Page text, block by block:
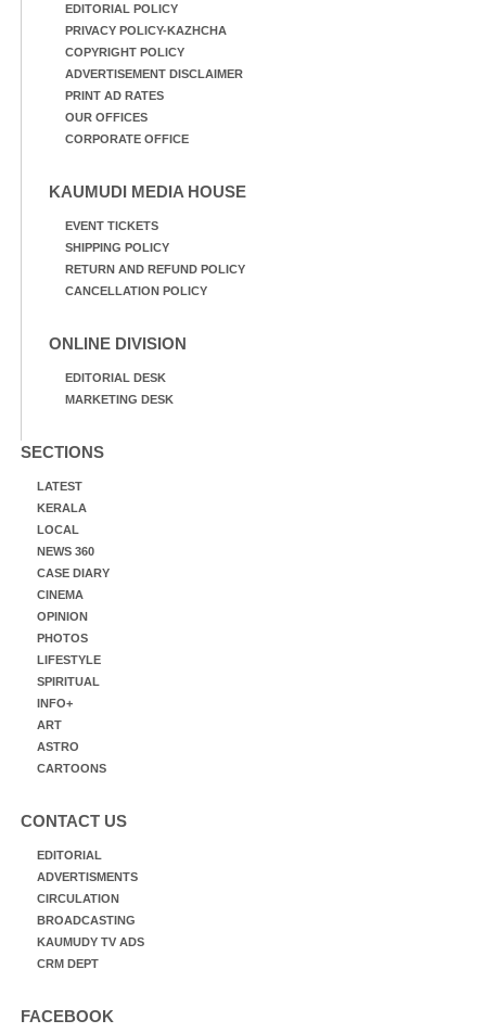
EDITORIAL POLICY
PRIVACY POLICY-KAZHCHA
COPYRIGHT POLICY
ADVERTISEMENT DISCLAIMER
PRINT AD RATES
OUR OFFICES
CORPORATE OFFICE
KAUMUDI MEDIA HOUSE
EVENT TICKETS
SHIPPING POLICY
RETURN AND REFUND POLICY
CANCELLATION POLICY
ONLINE DIVISION
EDITORIAL DESK
MARKETING DESK
SECTIONS
LATEST
KERALA
LOCAL
NEWS 360
CASE DIARY
CINEMA
OPINION
PHOTOS
LIFESTYLE
SPIRITUAL
INFO+
ART
ASTRO
CARTOONS
CONTACT US
EDITORIAL
ADVERTISMENTS
CIRCULATION
BROADCASTING
KAUMUDY TV ADS
CRM DEPT
FACEBOOK